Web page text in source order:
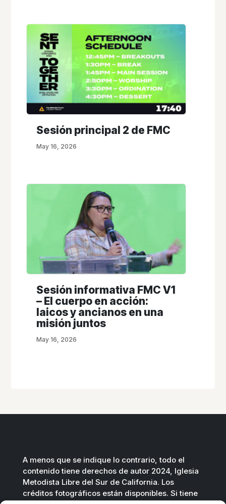
Sesión principal 2 de FMC
May 16, 2026
Sesión informativa FMC V1
– El cuerpo en acción:
laicos y ancianos en una
misión juntos
May 16, 2026
A menos que se indique lo contrario, todo el
contenido tiene derechos de autor 2024, Iglesia
Metodista Libre del Sur de California. Los
créditos fotográficos están disponibles. Si tiene